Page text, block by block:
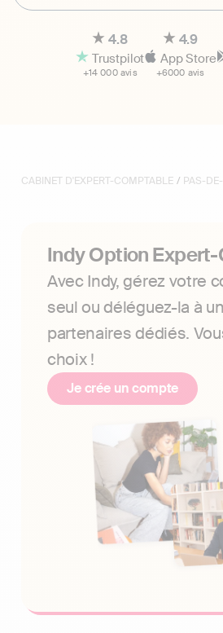
4.8
Trustpilot
+14 000 avis
4.9
App Store
+6000 avis
CABINET D'EXPERT-COMPTABLE / PAS-
Indy Option
Avec Indy, gérez votre
seul ou déléguez-la à
partenaires dédiés.
choix !
Je crée un compte